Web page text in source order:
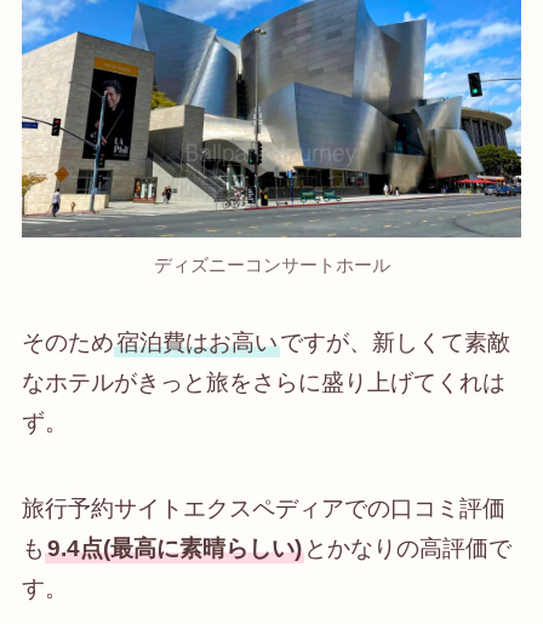
ディズニーコンサートホール
そのため宿泊費はお高いですが、新しくて素敵
なホテルがきっと旅をさらに盛り上げてくれは
ず。
旅行予約サイトエクスペディアでの口コミ評価
も 9.4点(最高に素晴らしい)とかなりの高評価で
す。